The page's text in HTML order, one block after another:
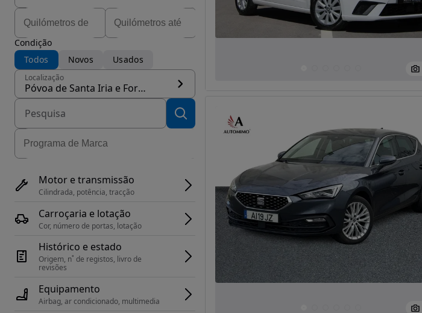
Condição
Todos
Novos Usados
Localização
Póvoa de Santa Iria e Forte da Casa, concelho Vila Franca de Xira
Motor e transmissão
Cilindrada, potência, tracção
Carroçaria e lotação
Cor, número de portas, lotação
Histórico e estado
Origem, n˚ de registos, livro de
revisões
Equipamento
Airbag, ar condicionado, multimedia